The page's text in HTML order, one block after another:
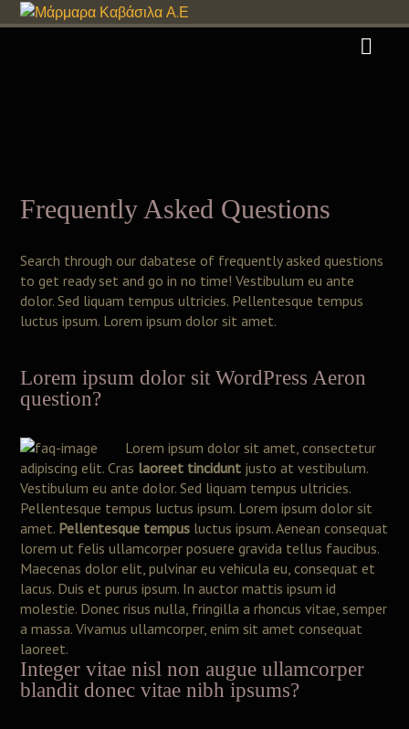
Frequently Asked Questions
Search through our dabatese of frequently asked questions
to get ready set and go in no time! Vestibulum eu ante
dolor. Sed liquam tempus ultricies. Pellentesque tempus
luctus ipsum. Lorem ipsum dolor sit amet.
Lorem ipsum dolor sit WordPress Aeron
question?
Lorem ipsum dolor sit amet, consectetur
adipiscing elit. Cras laoreet tincidunt justo at vestibulum.
Vestibulum eu ante dolor. Sed liquam tempus ultricies.
Pellentesque tempus luctus ipsum. Lorem ipsum dolor sit
amet. Pellentesque tempus luctus ipsum. Aenean consequat
lorem ut felis ullamcorper posuere gravida tellus faucibus.
Maecenas dolor elit, pulvinar eu vehicula eu, consequat et
lacus. Duis et purus ipsum. In auctor mattis ipsum id
molestie. Donec risus nulla, fringilla a rhoncus vitae, semper
a massa. Vivamus ullamcorper, enim sit amet consequat
laoreet.
Integer vitae nisl non augue ullamcorper
blandit donec vitae nibh ipsums?